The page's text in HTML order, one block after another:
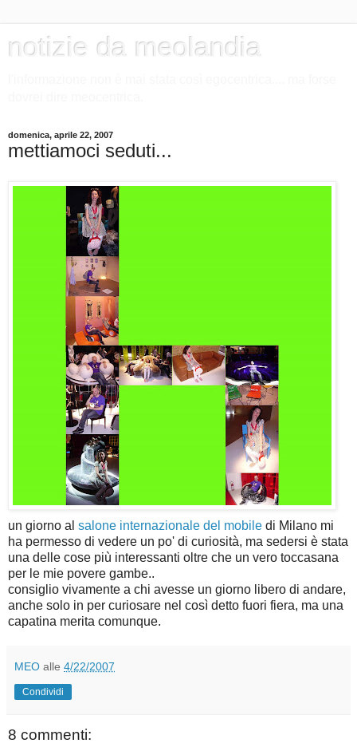
notizie da meolandia
domenica, aprile 22, 2007
mettiamoci seduti...
un giorno al salone internazionale del mobile di Milano mi
ha permesso di vedere un po' di curiosità, ma sedersi è stata
una delle cose più interessanti oltre che un vero toccasana
per le mie povere gambe..
consiglio vivamente a chi avesse un giorno libero di andare,
anche solo in per curiosare nel così detto fuori fiera, ma una
capatina merita comunque.
MEO alle 4/22/2007
Condividi
8 commenti: